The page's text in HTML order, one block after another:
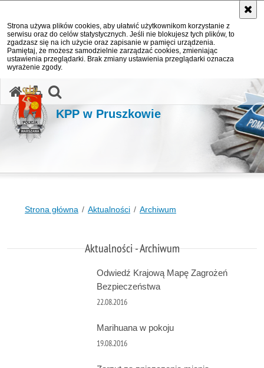
Strona używa plików cookies, aby ułatwić użytkownikom korzystanie z
serwisu oraz do celów statystycznych. Jeśli nie blokujesz tych plików, to
zgadzasz się na ich użycie oraz zapisanie w pamięci urządzenia.
Pamiętaj, że możesz samodzielnie zarządzać cookies, zmieniając
ustawienia przeglądarki. Brak zmiany ustawienia przeglądarki oznacza
wyrażenie zgody.
KPP w Pruszkowie
Strona główna Aktualności Archiwum
Aktualności - Archiwum
Odwiedź Krajową Mapę Zagrożeń
Bezpieczeństwa
22.08.2016
Marihuana w pokoju
19.08.2016